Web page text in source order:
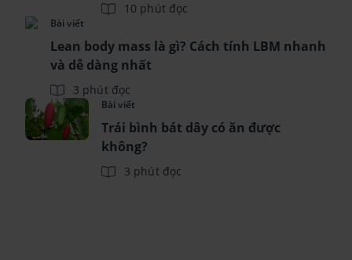
10 phút đọc
Bài viết
Lean body mass là gì? Cách tính LBM nhanh
và dễ dàng nhất
3 phút đọc
Bài viết
Trái bình bát dây có ăn được
không?
3 phút đọc